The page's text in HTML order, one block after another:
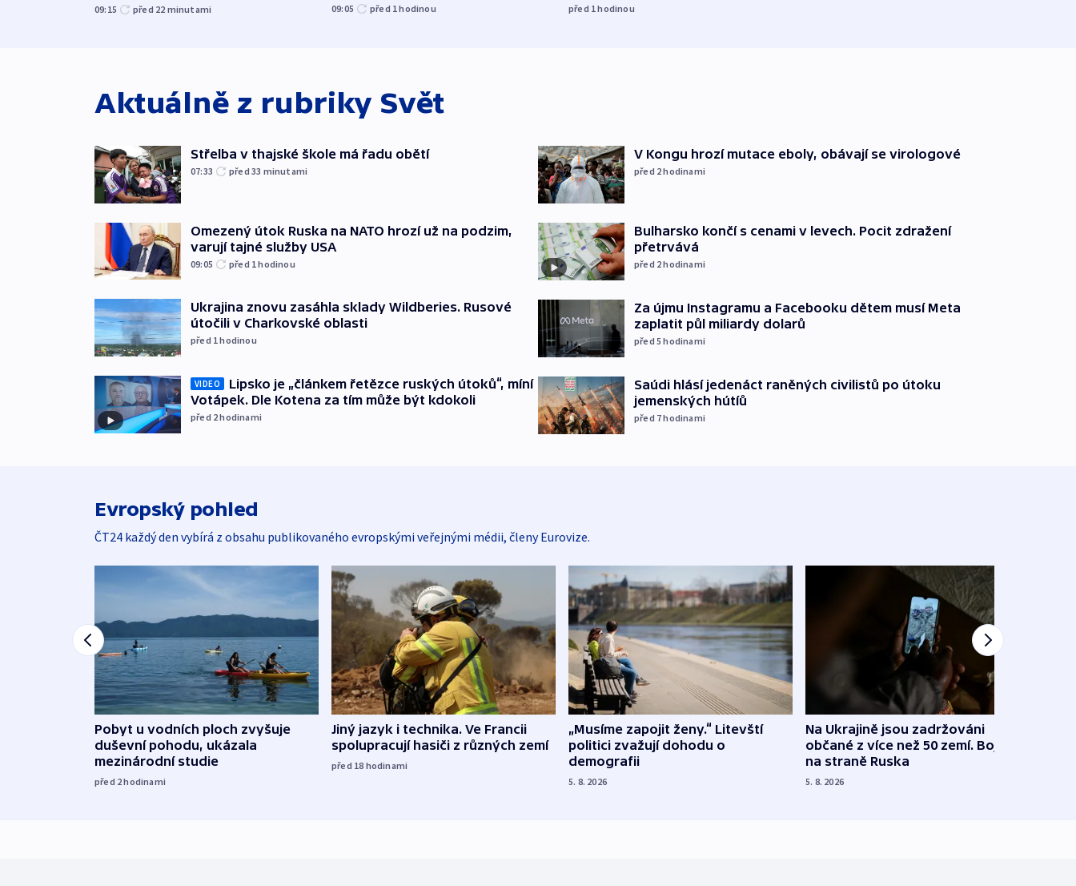
09:15 před 22 minutami 09:05 před 1hodinou před 1hodinou
Aktuálně z rubriky Svět
Střelba v thajské škole má řadu obětí
07:33 před 33 minutami
Omezený útok Ruska na NATO hrozí už na podzim,
varují tajné služby USA
09:05 před 1hodinou
Ukrajina znovu zasáhla sklady Wildberies. Rusové
útočili v Charkovské oblasti
před 1hodinou
VIDEO
Lipsko je „článkem řetězce ruských útoků“, míní
Votápek. Dle Kotena za tím může být kdokoli
před 2hodinami
V Kongu hrozí mutace eboly, obávají se virologové
před 2hodinami
Bulharsko končí s cenami v levech. Pocit zdražení
přetrvává
před 2hodinami
Za újmu Instagramu a Facebooku dětem musí Meta
zaplatit půl miliardy dolarů
před 5hodinami
Saúdi hlásí jedenáct raněných civilistů po útoku
jemenských hútíů
před 7hodinami
Evropský pohled
ČT24 každý den vybírá z obsahu publikovaného evropskými veřejnými médii, členy Eurovize.
Pobyt u vodních ploch zvyšuje
duševní pohodu, ukázala
mezinárodní studie
před 2hodinami
Jiný jazyk i technika. Ve Francii
spolupracují hasiči z různých zemí
před 18 hodinami
„Musíme zapojit ženy.“ Litevští
politici zvažují dohodu o
demografii
5. 8. 2026
Na Ukrajině jsou zadržováni
občané z více než 50 zemí. Bojovali
na straně Ruska
5. 8. 2026